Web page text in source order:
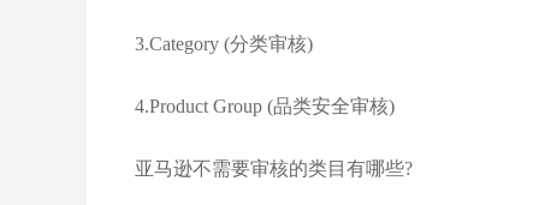
3.Category (分类审核)
4.Product Group (品类安全审核)
亚马逊不需要审核的类目有哪些?